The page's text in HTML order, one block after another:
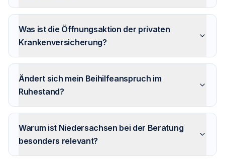
Was ist die Öffnungsaktion der privaten
Krankenversicherung?
Ändert sich mein Beihilfeanspruch im
Ruhestand?
Warum ist Niedersachsen bei der Beratung
besonders relevant?